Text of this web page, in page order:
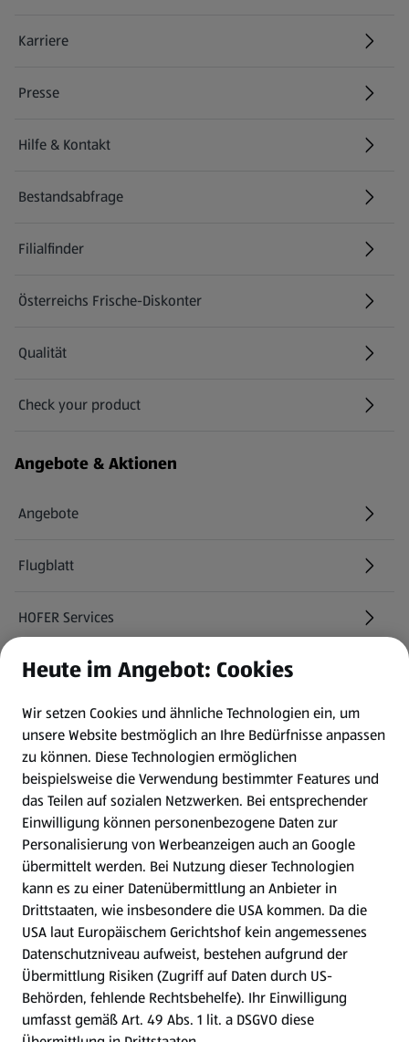
Karriere
(öffnet in einem neuen Tab)
Presse
Hilfe & Kontakt
(öffnet in einem neuen Tab)
Bestandsabfrage
(öffnet in einem neuen Tab)
Filialfinder
Österreichs Frische-Diskonter
Qualität
Check your product
(öffnet in einem neuen Tab)
Angebote & Aktionen
Angebote
Flugblatt
HOFER Services
Newsletter
WhatsApp
Gewinnspiele
Mein HOFER. Meine Einkäufe.
Meine Meinung. Mein HOFER.
Gutscheingroßbestellung
(öffnet in einem neuen Tab)
Folge uns hier:
Heute im Angebot: Cookies
Wir setzen Cookies und ähnliche Technologien ein, um
unsere Website bestmöglich an Ihre Bedürfnisse anpassen
zu können. Diese Technologien ermöglichen
beispielsweise die Verwendung bestimmter Features und
das Teilen auf sozialen Netzwerken. Bei entsprechender
Einwilligung können personenbezogene Daten zur
Personalisierung von Werbeanzeigen auch an Google
übermittelt werden. Bei Nutzung dieser Technologien
kann es zu einer Datenübermittlung an Anbieter in
Drittstaaten, wie insbesondere die USA kommen. Da die
USA laut Europäischem Gerichtshof kein angemessenes
Datenschutzniveau aufweist, bestehen aufgrund der
Übermittlung Risiken (Zugriff auf Daten durch US-
Behörden, fehlende Rechtsbehelfe). Ihr Einwilligung
umfasst gemäß Art. 49 Abs. 1 lit. a DSGVO diese